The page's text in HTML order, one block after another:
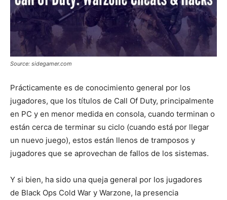
Source: sidegamer.com
Prácticamente es de conocimiento general por los
jugadores, que los títulos de Call Of Duty, principalmente
en PC y en menor medida en consola, cuando terminan o
están cerca de terminar su ciclo (cuando está por llegar
un nuevo juego), estos están llenos de tramposos y
jugadores que se aprovechan de fallos de los sistemas.
Y si bien, ha sido una queja general por los jugadores
de Black Ops Cold War y Warzone, la presencia